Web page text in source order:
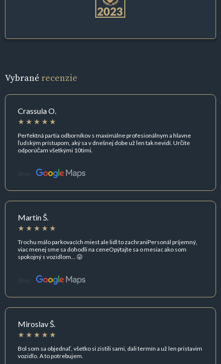
Vybrané recenzie
Crassula O.
Perfektná partia odborníkov s maximálne profesionálnym a hlavne
ľudským prístupom, aký sa v dnešnej dobe už len tak nevidí. Určite
odporúčam všetkými 10timi.
Zdroj:
Martin Š.
Trochu málo parkovacích miest ale lidl to zachraniPersonál príjemný,
viac menej sme sa dohodli na ceneOpýtajte sa o mesiac ako som
spokojný s vozidlom... 😛
Zdroj:
Miroslav Š.
Bol som sa objednať, všetko si zistili sami, dali termín a už len pristavim
vozidlo. A to potrebujem.